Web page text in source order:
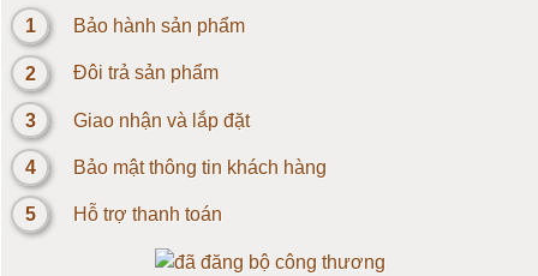
Loadcell 3kg
Loadcell 5kg
Loadcell 10kg
Loadcell 20kg
1 Bảo hành sản phẩm
2 Đôi trả sản phẩm
3 Giao nhận và lắp đặt
4 Bảo mật thông tin khách hàng
5 Hỗ trợ thanh toán